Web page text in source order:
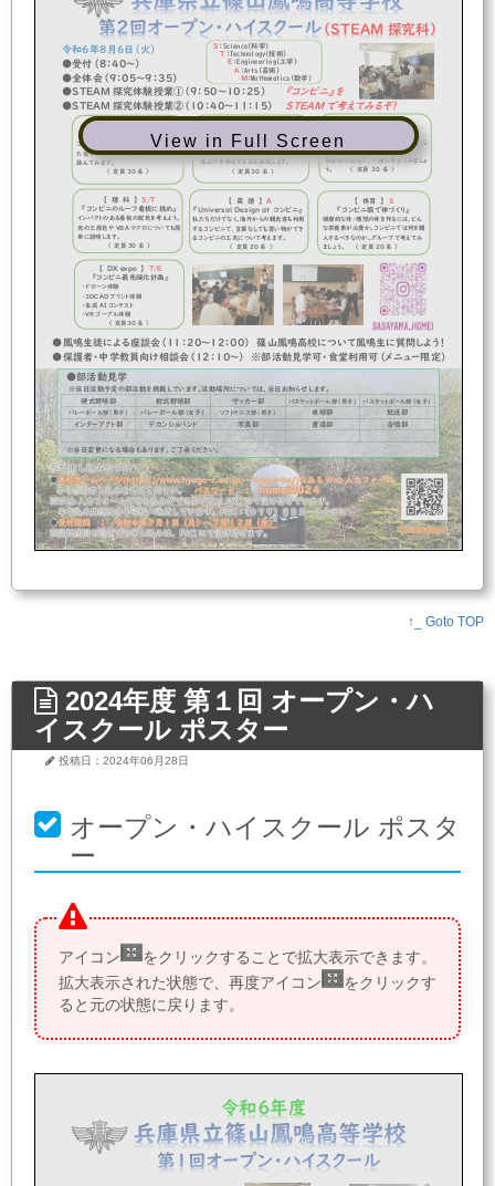
View in Full Screen
令和６年８月 ６日（ 火 ）
● 受付（ ８：４０～）
● 全体会（9 ：0 ５～９：３５）
● STEAM 探究体験授業① （9 ：5０～１０：2 ５） 『コンビニ』を
● STEAM 探究体験授業② （10 ：4０～ １１ ：1 ５） STEAM で考えてみるぞ！
鳳鳴生徒による 座談会 （１１： ２０～１２：００）
篠山鳳鳴高校について知りたいことを
鳳鳴生に質問しよう！
保護者・中学教員向け相談会（１２：１０～）
部活動見学可
● 部活動見学（１２
【 理 科 】 S /T
『コンビニのルーフ看板に挑め』
インパクトのある看板の配色を考えよう。
光の三原色や VBA マクロについても簡
単に説明します。
〈 定員 30 名 〉
！』
コンビニをテーマに詠んだ短歌を鑑賞し
た後で、自分たちでもオリジナル短歌を
詠んでみます。
〈定員 30 名 〉
コンビニの売上げを
伸ばすには？
売上げについての統計データを分析し、
売上げを伸ばす方法を探究します。
〈 定員 3 0 名 〉
【 社 会 】A/S
』
丹波篠山に新しいコンビニを設置するな
ら、どこにするのが良いでしょう？
社会的な視点で、一緒に考えてみましょ
う。
〈 定員 30 名 〉
【 英 語 】
A
『Universal Design at コンビニ 』
私たちだけでなく、海外からの観光客も利用
するコンビニで、言葉なしでも買い物ができ
るコンビニの工夫について考えます。
〈 定員 20 名 〉
【 体育 】
S
『コンビニ飯で体づくり 』
健康的な体・理想の体を作るには、どん
な栄養素が必要か。コンビニでは何を購
入するべきなのか。グループで考えてみ
ましょう。
〈定員 20 名 〉
【 DX expo 】 T/E
『コンビニ最先端化計画 』
・ドローン体験
・３DCAD プリント体験
・生成 AI コンテスト
・VR ゴーグル体験
〈 定員３0 名 〉
● 鳳鳴生徒による座談会（１１：２０～１２：００）
篠山鳳鳴高校について鳳鳴生に質問しよう！
● 保護者・中学教員向け相談会（１２：１０～） ※部活動見学可・食堂利用可（メニュー限定）
（STEAM 探究科）
●部活動見学
※当日活動予定の部活動を掲載しています。活動場所については 、当日お知らせします
硬式野球部 軟式野球部 サッカー部 バスケットボール 部（ 男子） バスケットボール部（女子）
バレーボール部（男子）
バレー ボール 部（女子） ソフトテニス部（男子） 卓球部
放送部
インターアクト部
デカンショバンド 写真部 書道部 合唱部
※当日変更になる場合もあります 。ご了承ください。
Ｓ :Science(科学)
Ｔ :Technology(技術)
Ｅ :Engineering(工学)
Ａ :Arts(芸術)
Ｍ:Mathematics(数学)
↑_ Goto TOP
2024年度 第１回 オープン・ハ
イスクール ポスター
投稿日：2024年06月28日
オープン・ハイスクール ポスタ
ー
アイコン
をクリックすることで拡大表示できます。
拡大表示された状態で、再度アイコン
をクリックす
ると元の状態に戻ります。
令和６年度